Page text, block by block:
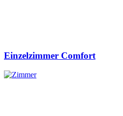
Einzelzimmer Comfort